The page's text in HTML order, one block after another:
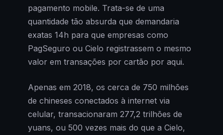
pagamento mobile. Trata-se de uma
quantidade tão absurda que demandaria
exatas 14h para que empresas como
PagSeguro ou Cielo registrassem o mesmo
valor em transações por cartão por aqui.
Apenas em 2018, os cerca de 750 milhões
de chineses conectados à internet via
celular, transacionaram 277,2 trilhões de
yuans, ou 500 vezes mais do que a Cielo,